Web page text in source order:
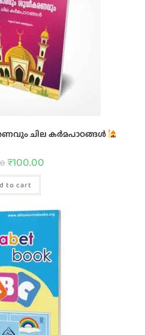
ചില കർമപാഠങ്ങൾ
₹100.00
to cart